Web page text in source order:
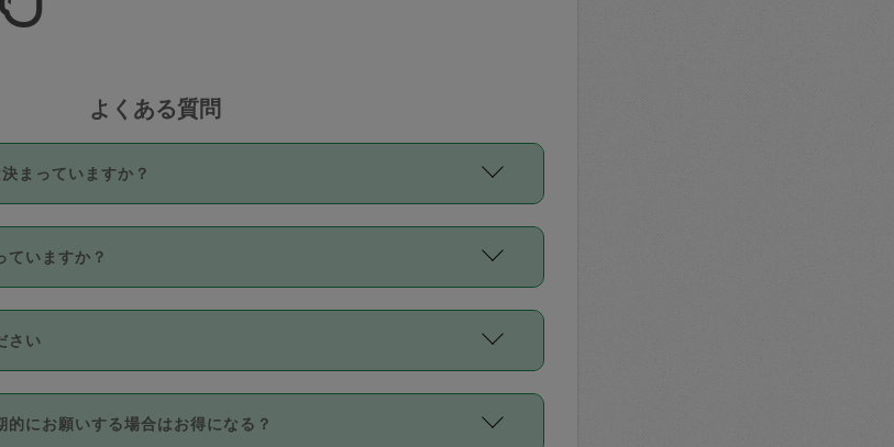
よくある質問
まっていますか？
です。3時間を超えて依頼したい場合は、延長機能をご利用くださ
には、タスカジさんに事前に相談し、合意の上事前申請すること
を下回っても、値引き等はございません。
ていますか？
タスカジさん自身が価格を選んで設定しています。
は最初は制限があり、レビュー件数、レビューの平均値、などで
が上がっていく仕組みになっています。
さい
カード（Visa／Master／JCB／AMERICAN EXPRESS／Diners
にお願いする場合はお得になる？